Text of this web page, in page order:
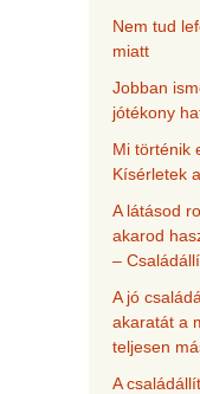
Nem tud
miatt
Jobban
jótékony
Mi történik
Kísérletek
A látásod
akarod
–
A jó
akaratát a
teljesen
A